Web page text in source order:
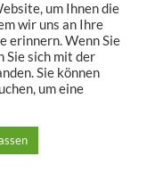
um Ihnen die
wir uns an Ihre
erinnern. Wenn Sie
Sie sich mit der
Sie können
um eine